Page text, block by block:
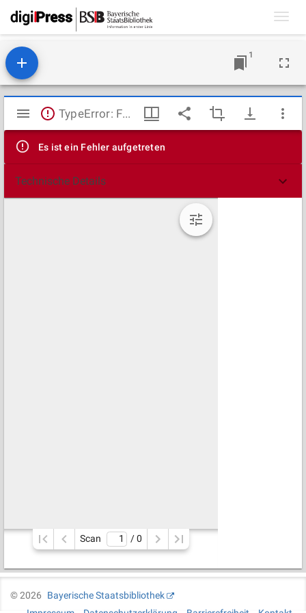
1
Mirador
Viewer
TypeError: Failed to fetch
Es ist ein Fehler aufgetreten
Technische Details
Scan / 0
©2026
Bayerische Staatsbibliothek